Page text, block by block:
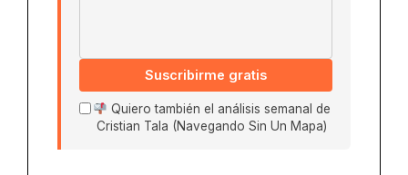
Suscribirme gratis
Quiero también el análisis semanal de
Cristian Tala (Navegando Sin Un Mapa)